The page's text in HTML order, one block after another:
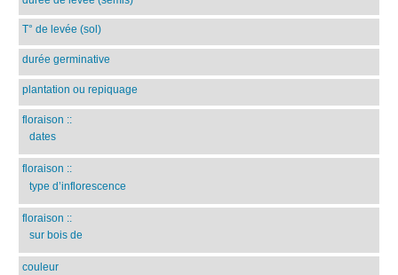
T° de levée (sol)
durée germinative
plantation ou repiquage
floraison ::
dates
floraison ::
type d’inflorescence
floraison ::
sur bois de
couleur